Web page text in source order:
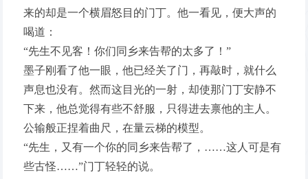
来的却是一个横眉怒目的门丁。他一看见，便大声的
喝道：
“先生不见客！你们同乡来告帮的太多了！”
墨子刚看了他一眼，他已经关了门，再敲时，就什么
声息也没有。然而这目光的一射，却使那门丁安静不
下来，他总觉得有些不舒服，只得进去禀他的主人。
公输般正捏着曲尺，在量云梯的模型。
“先生，又有一个你的同乡来告帮了，……这人可是有
些古怪……”门丁轻轻的说。